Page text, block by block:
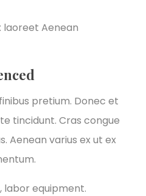
laoreet Aenean
pretium. Donec et
tincidunt. Cras congue
Aenean varius ex ut ex
labor equipment.